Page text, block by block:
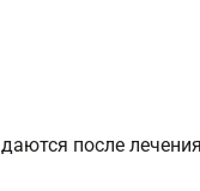
после